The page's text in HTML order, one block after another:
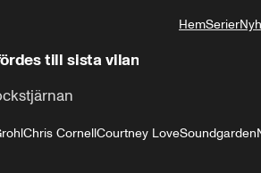
HemSerier
till sista vilan
Chris CornellCourtney LoveSoundgarden